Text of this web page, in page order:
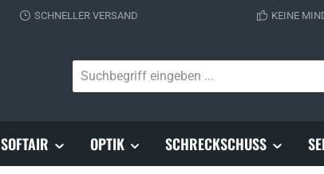
SCHNELLER VERSAND KEINE
SOFTAIR OPTIK SCHRECKSCHUSS